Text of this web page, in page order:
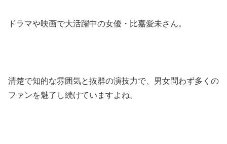
ドラマや映画で大活躍中の女優・比嘉愛未さん。
清楚で知的な雰囲気と抜群の演技力で、男女問わず多くの
ファンを魅了し続けていますよね。